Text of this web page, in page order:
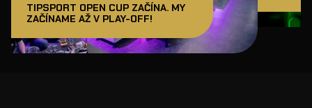
TIPSPORT OPEN CUP ZAČÍNA. MY
ZAČÍNAME AŽ V PLAY-OFF!